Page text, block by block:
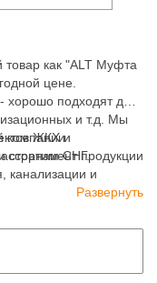
товар как "ALT Муфта
цене.
подходят для
и т.д. Мы
ЖКХ и
продукции
канализации и
компании
странам СНГ.
Развернуть